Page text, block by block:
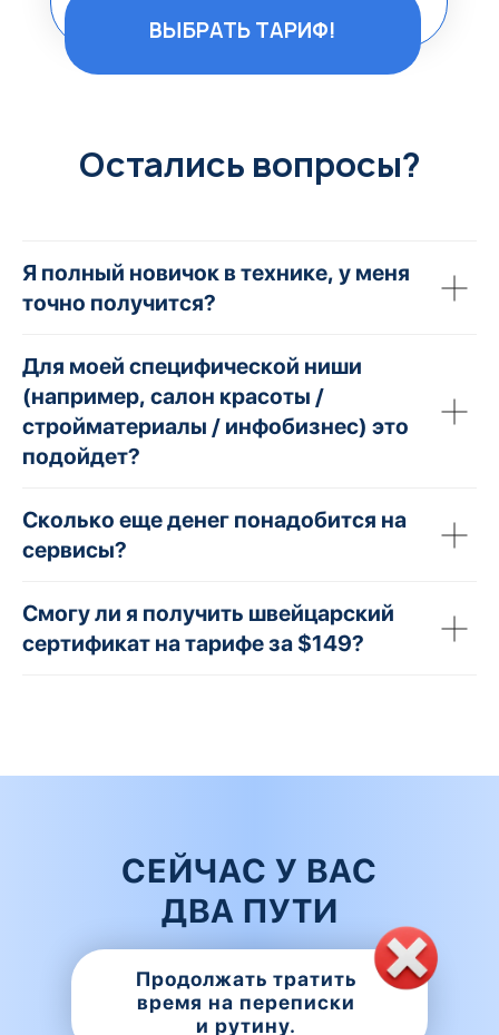
ВЫБРАТЬ ТАРИФ!
Остались вопросы?
Я полный новичок в технике, у меня
точно получится?
Для моей специфической ниши
(например, салон красоты /
стройматериалы / инфобизнес) это
подойдет?
Сколько еще денег понадобится на
сервисы?
Смогу ли я получить швейцарский
сертификат на тарифе за $149?
СЕЙЧАС У ВАС
ДВА ПУТИ
Продолжать тратить
время на переписки
и рутину.